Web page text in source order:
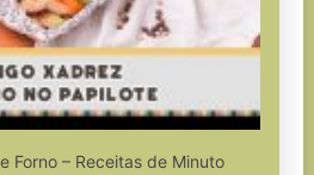
Forno – Receitas de Minuto